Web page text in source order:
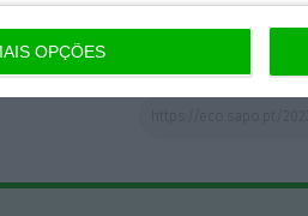
OPÇÕES
e Portugal.